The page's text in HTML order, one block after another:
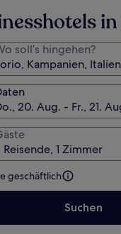
soll’s hingehen?
20. Aug. - Fr., 21.
Reisende, 1 Zimmer
geschäftlich
Suchen